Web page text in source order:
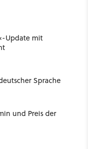
Update mit
Sprache
und Preis der